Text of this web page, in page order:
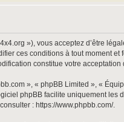
»), vous acceptez d’être
ces conditions à tout moment
constitue votre
», « phpBB Limited », «
phpBB facilite uniquement les
: https://www.phpbb.com/.